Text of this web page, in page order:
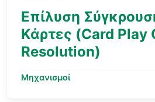
Επίλυση
Κάρτες (Card Play
Resolution)
Μηχανισμοί